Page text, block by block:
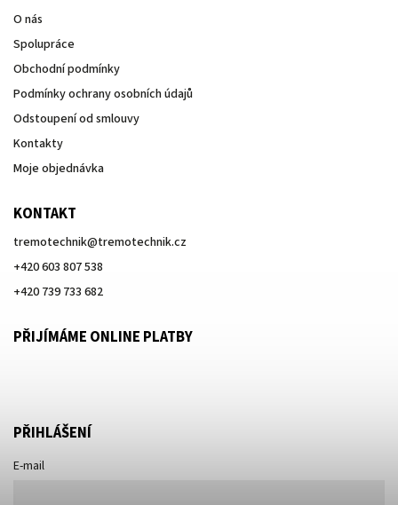
O nás
Spolupráce
Obchodní podmínky
Podmínky ochrany osobních údajů
Odstoupení od smlouvy
Kontakty
Moje objednávka
KONTAKT
tremotechnik@tremotechnik.cz
+420 603 807 538
+420 739 733 682
PŘIJÍMÁME ONLINE PLATBY
PŘIHLÁŠENÍ
E-mail